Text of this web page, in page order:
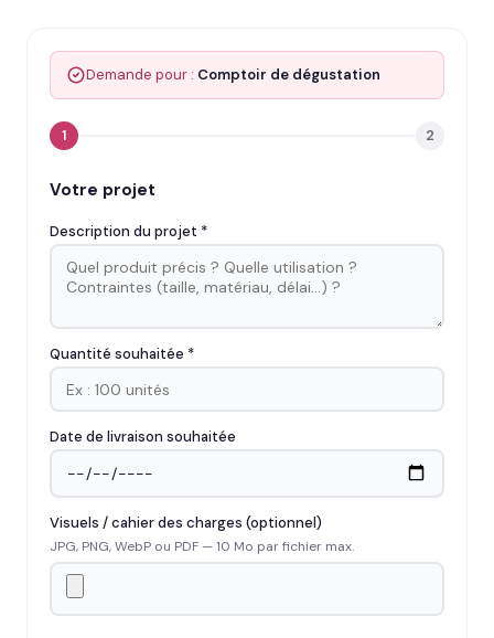
Demande pour : Comptoir de dégustation
1 2
Votre projet
Description du projet *
Quantité souhaitée *
Date de livraison souhaitée
Visuels / cahier des charges (optionnel)
JPG, PNG, WebP ou PDF — 10 Mo par fichier max.